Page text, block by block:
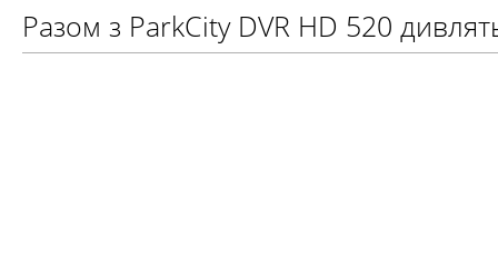
Разом з ParkCity DVR HD 520